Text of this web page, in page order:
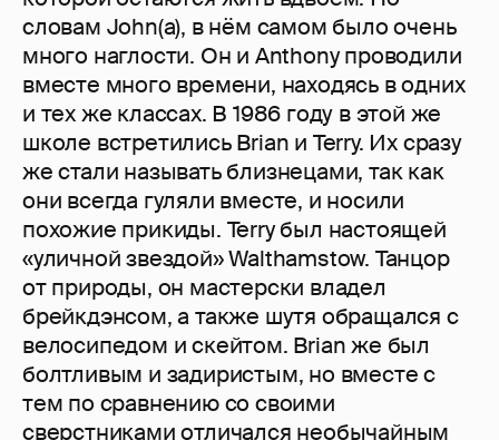
словам John(а), в нём самом было очень
много наглости. Он и Anthony проводили
вместе много времени, находясь в одних
и тех же классах. В 1986 году в этой же
школе встретились Brian и Terry. Их сразу
же стали называть близнецами, так как
они всегда гуляли вместе, и носили
похожие прикиды. Terry был настоящей
«уличной звездой» Walthamstow. Танцор
от природы, он мастерски владел
брейкдэнсом, а также шутя обращался с
велосипедом и скейтом. Brian же был
болтливым и задиристым, но вместе с
тем по сравнению со своими
сверстниками отличался необычайным